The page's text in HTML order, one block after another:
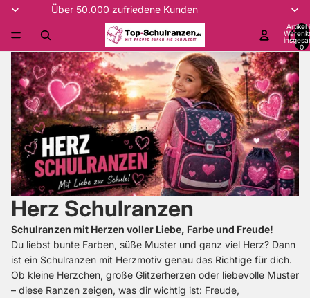
Über 50.000 zufriedene Kunden
Artikel
0
Herz Schulranzen
Schulranzen mit Herzen voller Liebe, Farbe und Freude!
Du liebst bunte Farben, süße Muster und ganz viel Herz? Dann
ist ein Schulranzen mit Herzmotiv genau das Richtige für dich.
Ob kleine Herzchen, große Glitzerherzen oder liebevolle Muster
– diese Ranzen zeigen, was dir wichtig ist: Freude,